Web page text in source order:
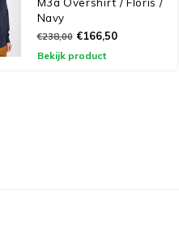
M3a Overshirt / Floris /
Navy
€238,00 €166,50
Bekijk product